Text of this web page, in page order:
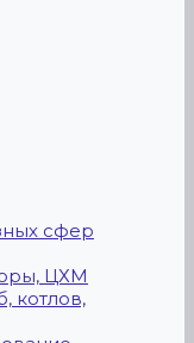
сфер
ЦХМ
котлов,